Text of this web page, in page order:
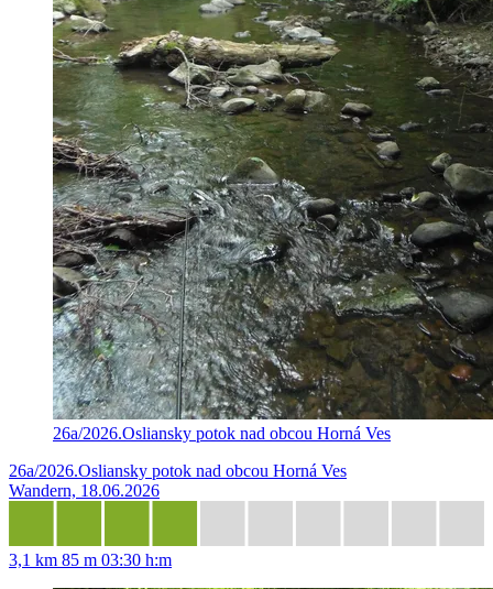
26a/2026.Osliansky potok nad obcou Horná Ves
26a/2026.Osliansky potok nad obcou Horná Ves
Wandern, 18.06.2026
3,1 km 85 m 03:30 h:m